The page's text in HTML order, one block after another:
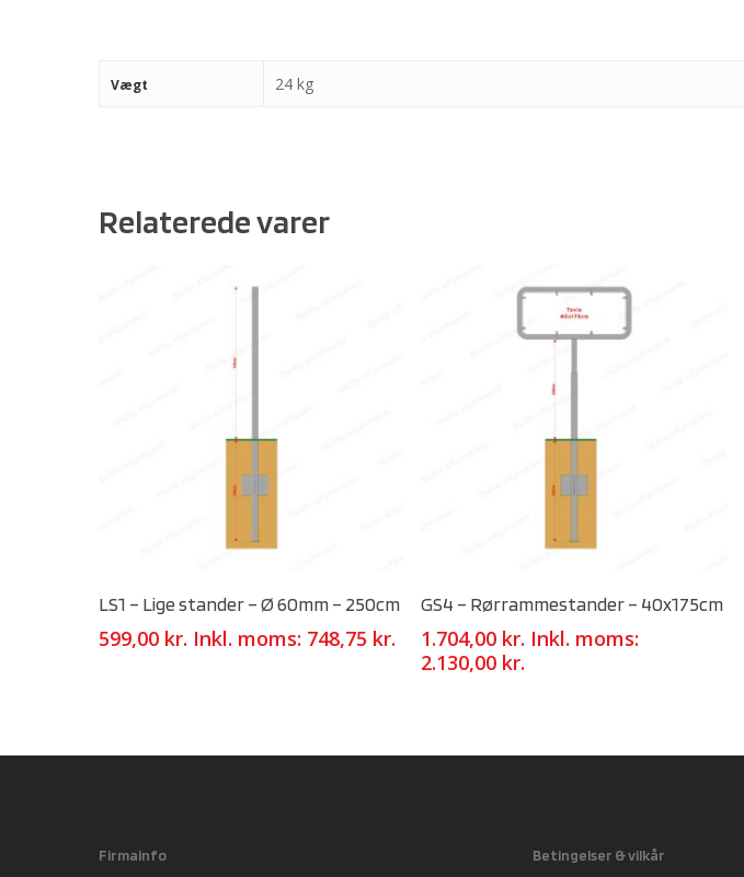
Vægt 24 kg
Relaterede varer
LS1 – Lige stander – Ø 60mm – 250cm
599,00 kr. Inkl. moms: 748,75 kr.
GS4 – Rørrammestander – 40x175cm
1.704,00 kr. Inkl. moms:
2.130,00 kr.
Firmainfo Betingelser & vilkår